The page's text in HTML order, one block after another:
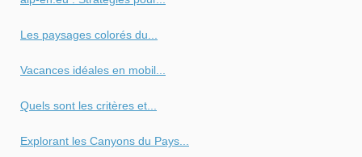
Les paysages colorés du...
Vacances idéales en mobil...
Quels sont les critères et...
Explorant les Canyons du Pays...